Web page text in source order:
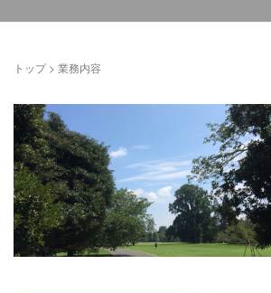
トップ> 業務内容